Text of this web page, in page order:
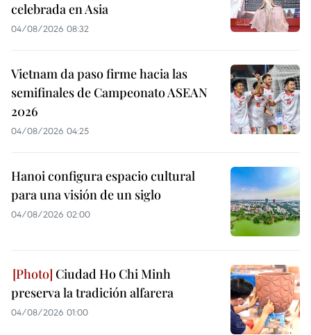
celebrada en Asia
04/08/2026 08:32
Vietnam da paso firme hacia las
semifinales de Campeonato ASEAN
2026
04/08/2026 04:25
Hanoi configura espacio cultural
para una visión de un siglo
04/08/2026 02:00
Ciudad Ho Chi Minh
preserva la tradición alfarera
04/08/2026 01:00